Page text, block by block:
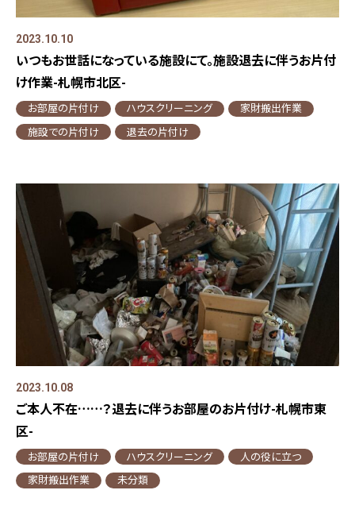
2023.10.10
いつもお世話になっている施設にて。施設退去に伴うお片付
け作業-札幌市北区-
お部屋の片付け ハウスクリーニング
家財搬出作業
施設での片付け
退去の片付け
2023.10.08
ご本人不在……？退去に伴うお部屋のお片付け-札幌市東
区-
お部屋の片付け ハウスクリーニング
人の役に立つ
家財搬出作業
未分類